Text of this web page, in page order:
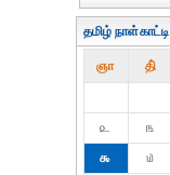
தமிழ் நாள்காட்டி
ஞா தி்
௨
௩
௯
௰